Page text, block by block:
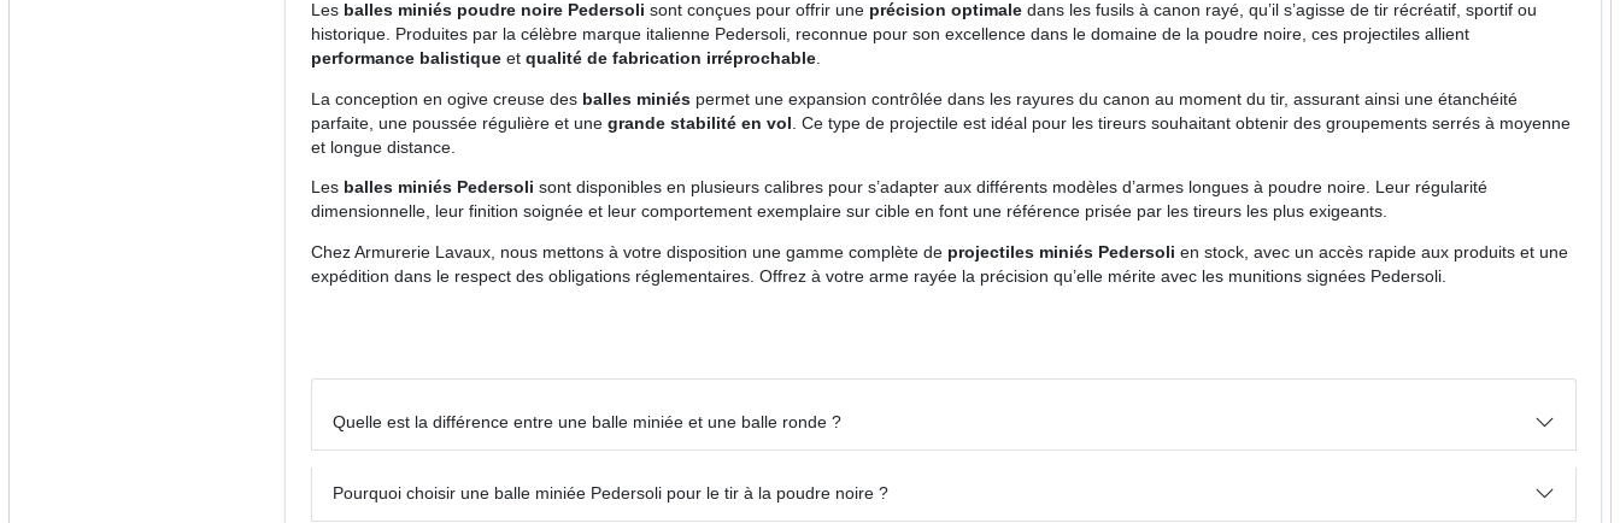
Les balles miniés poudre noire Pedersoli sont conçues pour offrir une précision optimaledans les fusils à canon rayé, qu’il s’agisse de tir récréatif, sportif ou
historique. Produites par la célèbre marque italienne Pedersoli, reconnue pour son excellence dans le domaine de la poudre noire, ces projectiles allient
performance balistiqueet qualité de fabrication irréprochable.
La conception en ogive creuse des balles miniéspermet une expansion contrôlée dans les rayures du canon au moment du tir, assurant ainsi une étanchéité
parfaite, une poussée régulière et une grande stabilité en vol . Ce type de projectile est idéal pour les tireurs souhaitant obtenir des groupements serrés à moyenne
et longue distance.
Les balles miniés Pedersoli sont disponibles en plusieurs calibres pour s’adapter aux différents modèles d’armes longues à poudre noire. Leur régularité
dimensionnelle, leur finition soignée et leur comportement exemplaire sur cible en font une référence prisée par les tireurs les plus exigeants.
Chez Armurerie Lavaux, nous mettons à votre disposition une gamme complète de projectiles miniés Pedersoli en stock, avec un accès rapide aux produits et une
expédition dans le respect des obligations réglementaires. Offrez à votre arme rayée la précision qu’elle mérite avec les munitions signées Pedersoli.
Quelle est la différence entre une balle miniée et une balle ronde ?
Pourquoi choisir une balle miniée Pedersoli pour le tir à la poudre noire ?